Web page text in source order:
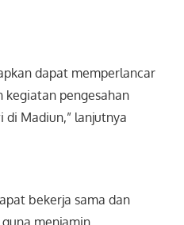
dapat memperlancar
kegiatan pengesahan
di Madiun,” lanjutnya
bekerja sama dan